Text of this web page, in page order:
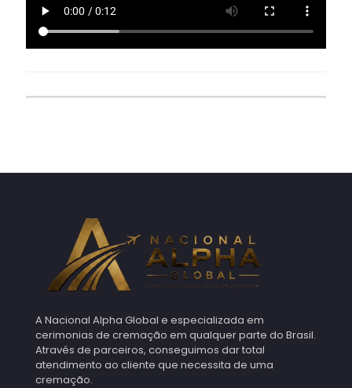
A Nacional Alpha Global e especializada em
cerimonias de cremação em qualquer parte do Brasil.
Através de parceiros, conseguimos dar total
atendimento ao cliente que necessita de uma
cremação.